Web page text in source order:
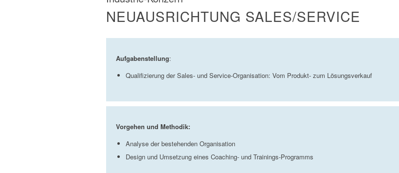
NEUAUSRICHTUNG SALES/SERVICE
Aufgabenstellung:
Qualifizierung der Sales- und Service-Organisation: Vom Produkt- zum Lösungsverkauf
Vorgehen und Methodik:
Analyse der bestehenden Organisation
Design und Umsetzung eines Coaching- und Trainings-Programms